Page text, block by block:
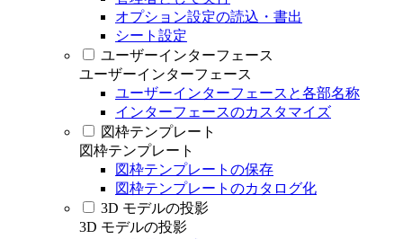
オプション設定の読込・書出
シート設定
ユーザーインターフェース
ユーザーインターフェース
ユーザーインターフェースと各部名称
インターフェースのカスタマイズ
図枠テンプレート
図枠テンプレート
図枠テンプレートの保存
図枠テンプレートのカタログ化
3D モデルの投影
3D モデルの投影